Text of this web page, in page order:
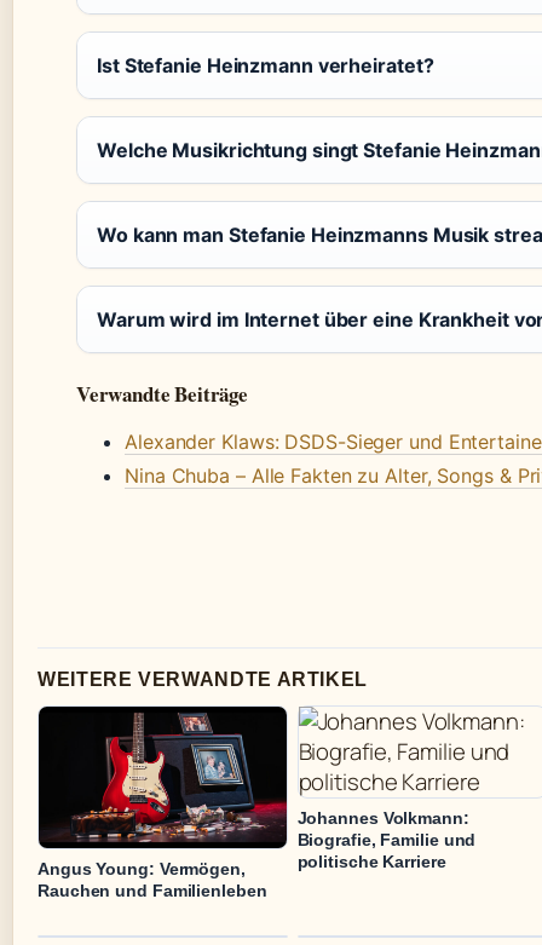
Ist Stefanie Heinzmann verheiratet?
Welche Musikrichtung singt Stefanie
Wo kann man Stefanie Heinzmanns Musik
Warum wird im Internet über eine Krankheit
Verwandte Beiträge
Alexander Klaws: DSDS-Sieger und
Nina Chuba – Alle Fakten zu Alter, Songs &
WEITERE VERWANDTE ARTIKEL
Angus Young: Vermögen,
Rauchen und Familienleben
Johannes Volkmann:
Biografie, Familie und
politische Karriere